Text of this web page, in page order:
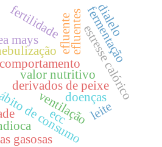
derivados de peixe
de consumo
comportamentoestresse calórico
ventilação
efluente fermentação
mays
valor nutritivo
efluentes
gasosas
doenças
leite
ecc
fertilidade dialelo